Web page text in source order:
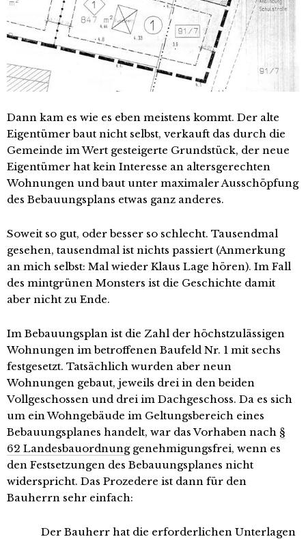
Dann kam es wie es eben meistens kommt. Der alte
Eigentümer baut nicht selbst, verkauft das durch die
Gemeinde im Wert gesteigerte Grundstück, der neue
Eigentümer hat kein Interesse an altersgerechten
Wohnungen und baut unter maximaler Ausschöpfung
des Bebauungsplans etwas ganz anderes.
Soweit so gut, oder besser so schlecht. Tausendmal
gesehen, tausendmal ist nichts passiert (Anmerkung
an mich selbst: Mal wieder Klaus Lage hören). Im Fall
des mintgrünen Monsters ist die Geschichte damit
aber nicht zu Ende.
Im Bebauungsplan ist die Zahl der höchstzulässigen
Wohnungen im betroffenen Baufeld Nr. 1 mit sechs
festgesetzt. Tatsächlich wurden aber neun
Wohnungen gebaut, jeweils drei in den beiden
Vollgeschossen und drei im Dachgeschoss. Da es sich
um ein Wohngebäude im Geltungsbereich eines
Bebauungsplanes handelt, war das Vorhaben nach §
62 Landesbauordnunggenehmigungsfrei, wenn es
den Festsetzungen des Bebauungsplanes nicht
widerspricht. Das Prozedere ist dann für den
Bauherrn sehr einfach:
Der Bauherr hat die erforderlichen Unterlagen